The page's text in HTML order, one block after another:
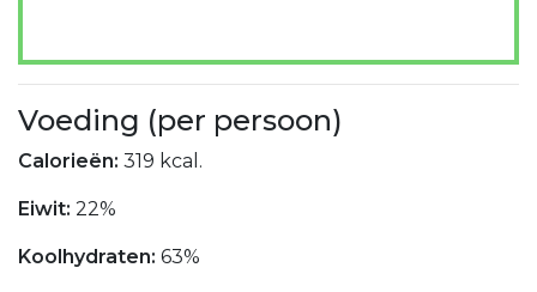
Voeding (per persoon)
Calorieën: 319 kcal.
Eiwit: 22%
Koolhydraten: 63%